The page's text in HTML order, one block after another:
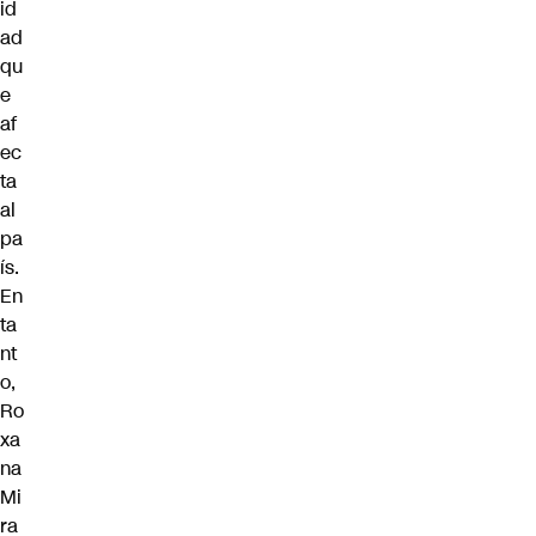
id
ad
qu
e
af
ec
ta
al
pa
ís.
En
ta
nt
o,
Ro
xa
na
Mi
ra